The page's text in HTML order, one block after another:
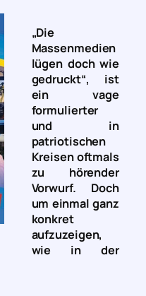
„Die
Massenmedien
lügen doch wie
gedruckt“, ist
ein vage
formulierter
und in
patriotischen
Kreisen oftmals
zu hörender
Vorwurf. Doch
um einmal ganz
konkret
aufzuzeigen,
wie in der